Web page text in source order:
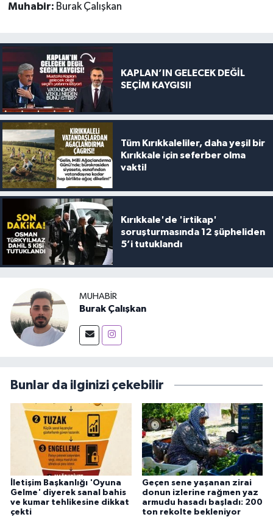
Muhabir: Burak Çalışkan
KAPLAN’IN GELECEK DEĞİL
SEÇİM KAYGISI!
Tüm Kırıkkaleliler, daha yeşil bir
Kırıkkale için seferber olma
vakti!
Kırıkkale'de 'irtikap'
soruşturmasında 12 şüpheliden
5’i tutuklandı
MUHABIR
Burak Çalışkan
Bunlar da ilginizi çekebilir
İletişim Başkanlığı 'Oyuna
Gelme' diyerek sanal bahis
ve kumar tehlikesine dikkat
çekti
Geçen sene yaşanan zirai
donun izlerine rağmen yaz
armudu hasadı başladı: 200
ton rekolte bekleniyor